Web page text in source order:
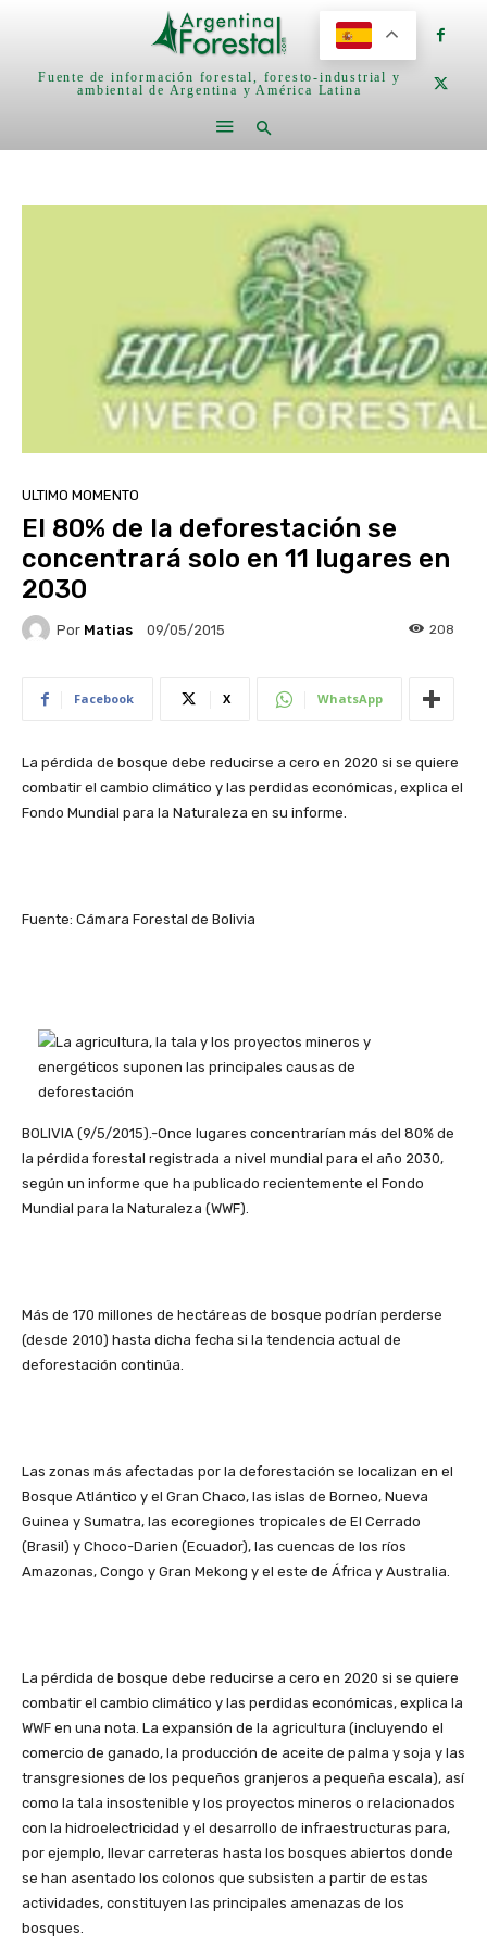
Fuente de información forestal, foresto-industrial y
ambiental de Argentina y América Latina
ULTIMO MOMENTO
El 80% de la deforestación se
concentrará solo en 11 lugares en
2030
Por Matias 09/05/2015 208
Facebook X WhatsApp
La pérdida de bosque debe reducirse a cero en 2020 si se quiere
combatir el cambio climático y las perdidas económicas, explica el
Fondo Mundial para la Naturaleza en su informe.
Fuente: Cámara Forestal de Bolivia
BOLIVIA (9/5/2015).-Once lugares concentrarían más del 80% de
la pérdida forestal registrada a nivel mundial para el año 2030,
según un informe que ha publicado recientemente el Fondo
Mundial para la Naturaleza (WWF).
Más de 170 millones de hectáreas de bosque podrían perderse
(desde 2010) hasta dicha fecha si la tendencia actual de
deforestación continúa.
Las zonas más afectadas por la deforestación se localizan en el
Bosque Atlántico y el Gran Chaco, las islas de Borneo, Nueva
Guinea y Sumatra, las ecoregiones tropicales de El Cerrado
(Brasil) y Choco-Darien (Ecuador), las cuencas de los ríos
Amazonas, Congo y Gran Mekong y el este de África y Australia.
La pérdida de bosque debe reducirse a cero en 2020 si se quiere
combatir el cambio climático y las perdidas económicas, explica la
WWF en una nota. La expansión de la agricultura (incluyendo el
comercio de ganado, la producción de aceite de palma y soja y las
transgresiones de los pequeños granjeros a pequeña escala), así
como la tala insostenible y los proyectos mineros o relacionados
con la hidroelectricidad y el desarrollo de infraestructuras para,
por ejemplo, llevar carreteras hasta los bosques abiertos donde
se han asentado los colonos que subsisten a partir de estas
actividades, constituyen las principales amenazas de los
bosques.